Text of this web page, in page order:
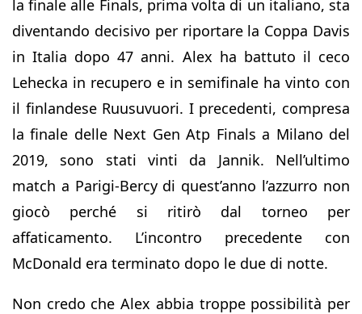
la finale alle Finals, prima volta di un italiano, sta
diventando decisivo per riportare la Coppa Davis
in Italia dopo 47 anni. Alex ha battuto il ceco
Lehecka in recupero e in semifinale ha vinto con
il finlandese Ruusuvuori. I precedenti, compresa
la finale delle Next Gen Atp Finals a Milano del
2019, sono stati vinti da Jannik. Nell’ultimo
match a Parigi-Bercy di quest’anno l’azzurro non
giocò perché si ritirò dal torneo per
affaticamento. L’incontro precedente con
McDonald era terminato dopo le due di notte.
Non credo che Alex abbia troppe possibilità per